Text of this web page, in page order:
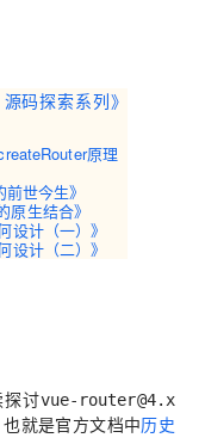
码探索系列》
原理
世今生》
原生结合》
设计（一）》
设计（二）》
讨vue-router@4.x
就是官方文档中历史